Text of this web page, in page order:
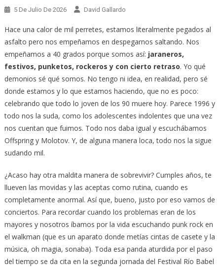
5 De Julio De 2026 David Gallardo
Hace una calor de mil perretes, estamos literalmente pegados al
asfalto pero nos empeñamos en despegarnos saltando. Nos
empeñamos a 40 grados porque somos así: jaraneros,
festivos, punketos, rockeros y con cierto retraso. Yo qué
demonios sé qué somos. No tengo ni idea, en realidad, pero sé
donde estamos y lo que estamos haciendo, que no es poco:
celebrando que todo lo joven de los 90 muere hoy. Parece 1996 y
todo nos la suda, como los adolescentes indolentes que una vez
nos cuentan que fuimos. Todo nos daba igual y escuchábamos
Offspring y Molotov. Y, de alguna manera loca, todo nos la sigue
sudando mil.
¿Acaso hay otra maldita manera de sobrevivir? Cumples años, te
llueven las movidas y las aceptas como rutina, cuando es
completamente anormal. Así que, bueno, justo por eso vamos de
conciertos. Para recordar cuando los problemas eran de los
mayores y nosotros íbamos por la vida escuchando punk rock en
el walkman (que es un aparato donde metías cintas de casete y la
música, oh magia, sonaba). Toda esa panda aturdida por el paso
del tiempo se da cita en la segunda jornada del Festival Río Babel